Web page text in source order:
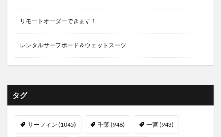
リモートオーダーできます！
レンタルサーフボード＆ウェットスーツ
タグ
サーフィン (1045) 千葉(948) 一宮(943)